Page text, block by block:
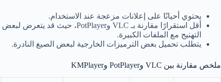
يحتوي أحيانًا على إعلانات مزعجة عند الاستخدام.
أقل استقرارًا مقارنة بـ VLC وPotPlayer، حيث قد يتعرض لبعض
التهنيج مع الملفات الكبيرة.
يتطلب تحميل بعض الترميزات الخارجية لبعض الصيغ النادرة.
ملخص مقارنة بين VLC وPotPlayer وKMPlayer